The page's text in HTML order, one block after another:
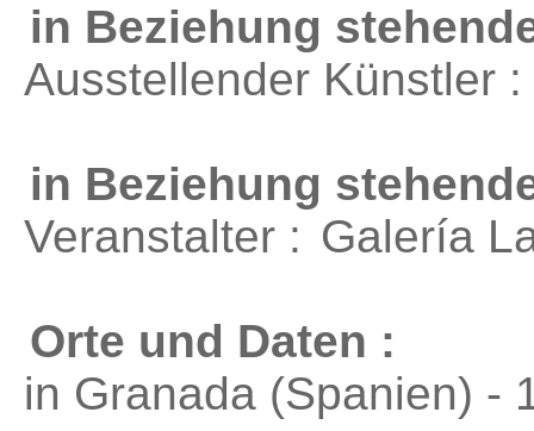
in Beziehung
Ausstellender Künstler
in Beziehung
Veranstalter : Galería
Orte und Daten :
in Granada (Spanien) -